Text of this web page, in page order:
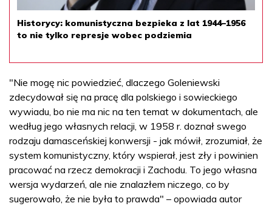
Historycy: komunistyczna bezpieka z lat 1944–1956
to nie tylko represje wobec podziemia
"Nie mogę nic powiedzieć, dlaczego Goleniewski
zdecydował się na pracę dla polskiego i sowieckiego
wywiadu, bo nie ma nic na ten temat w dokumentach, ale
według jego własnych relacji, w 1958 r. doznał swego
rodzaju damasceńskiej konwersji - jak mówił, zrozumiał, że
system komunistyczny, który wspierał, jest zły i powinien
pracować na rzecz demokracji i Zachodu. To jego własna
wersja wydarzeń, ale nie znalazłem niczego, co by
sugerowało, że nie była to prawda" – opowiada autor